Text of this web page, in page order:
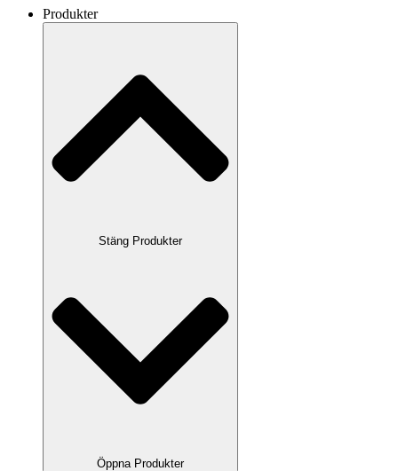
Produkter
Stäng Produkter
Öppna Produkter